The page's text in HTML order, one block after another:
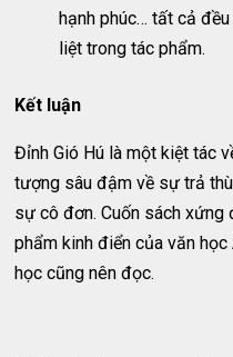
hạnh phúc… tất cả
liệt trong tác phẩm.
Kết luận
Đỉnh Gió Hú là một kiệt tác
tượng sâu đậm về sự trả
sự cô đơn. Cuốn sách xứng
phẩm kinh điển của văn
học cũng nên đọc.